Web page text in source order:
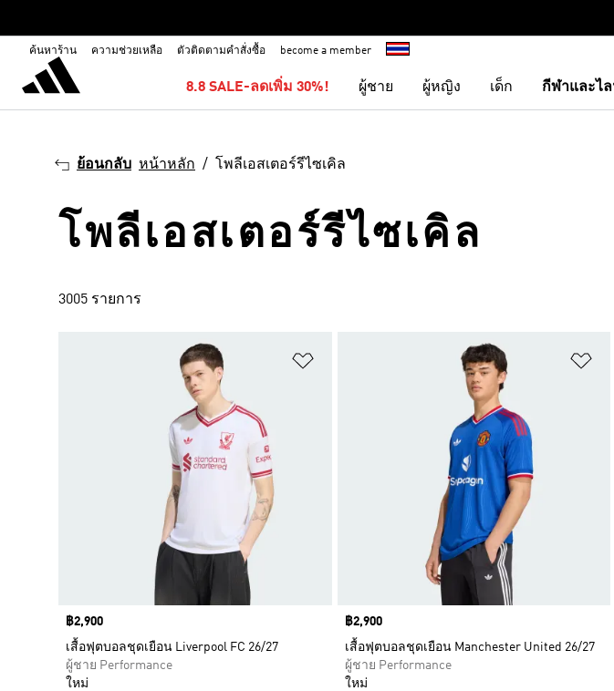
ค้นหาร้าน ความช่วยเหลือ ตัวติดตามคำสั่งซื้อ become a member
8.8 SALE-ลดเพิ่ม 30%! ผู้ชาย ผู้หญิง เด็ก กีฬาและไ
ย้อนกลับ หน้าหลัก โพลีเอสเตอร์รีไซเคิล
โพลีเอสเตอร์รีไซเคิล
3005 รายการ
เพิ่มไปยังรายการสินค้าโปรด
Price
฿2,900
เสื้อฟุตบอลชุดเยือน Liverpool FC 26/27
ผู้ชาย Performance
ใหม่
เ
Price
฿2,900
เสื้อฟุตบอลชุดเยือน Manchester United 26/27
ผู้ชาย Performance
ใหม่